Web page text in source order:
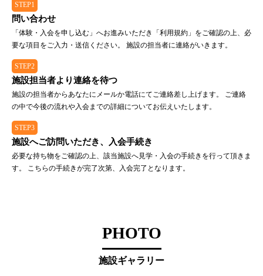
STEP1
問い合わせ
「体験・入会を申し込む」へお進みいただき「利用規約」をご確認の上、必
要な項目をご入力・送信ください。 施設の担当者に連絡がいきます。
STEP2
施設担当者より連絡を待つ
施設の担当者からあなたにメールか電話にてご連絡差し上げます。 ご連絡
の中で今後の流れや入会までの詳細についてお伝えいたします。
STEP3
施設へご訪問いただき、入会手続き
必要な持ち物をご確認の上、該当施設へ見学・入会の手続きを行って頂きま
す。 こちらの手続きが完了次第、入会完了となります。
PHOTO
施設ギャラリー